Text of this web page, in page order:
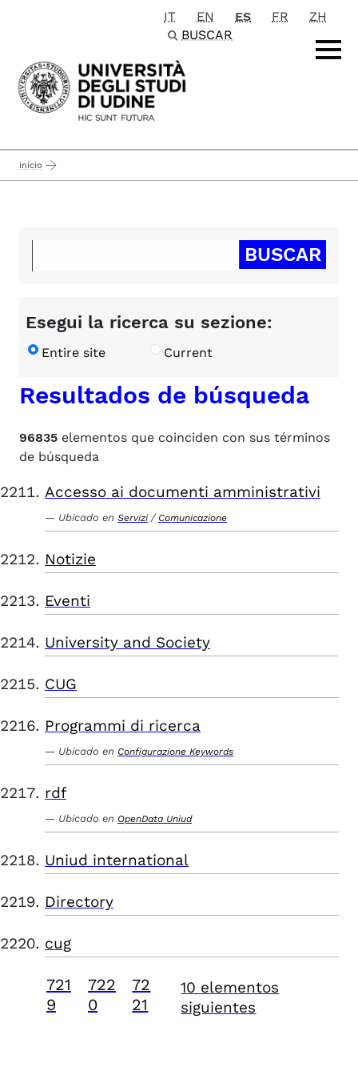
Passa al contenuto principale
IT EN ES FR
ZH
BUSCAR
inicio
Esegui la ricerca su sezione:
Entire site Current
Resultados de búsqueda
96835 elementos que coinciden con sus términos
de búsqueda
Accesso ai documenti amministrativi
Ubicado en Servizi / Comunicazione
Notizie
Eventi
University and Society
CUG
Programmi di ricerca
Ubicado en Configurazione Keywords
rdf
Ubicado en OpenData Uniud
Uniud international
Directory
cug
721
9
722
0
72
21
10 elementos
siguientes